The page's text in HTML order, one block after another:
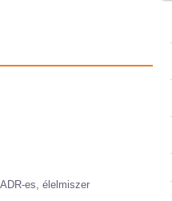
es, élelmiszer